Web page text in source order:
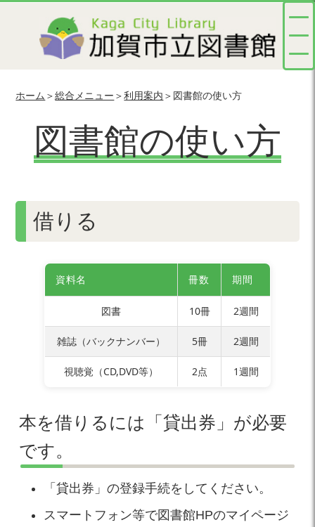
ホーム ＞総合メニュー ＞利用案内 ＞図書館の使い方
図書館の使い方
借りる
資料名 冊数 期間
図書 10冊 2週間
雑誌（バックナンバー） 5冊 2週間
視聴覚（CD,DVD等） 2点 1週間
本を借りるには「貸出券」が必要
です。
「貸出券」の登録手続をしてください。
スマートフォン等で図書館HPのマイページ